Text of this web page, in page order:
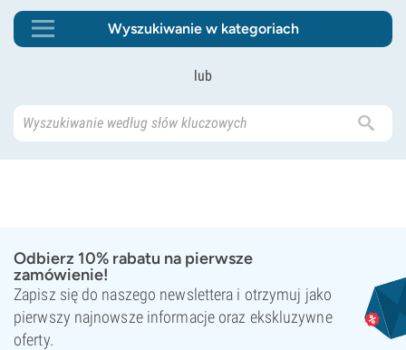
Wyszukiwanie w kategoriach
lub
Odbierz 10% rabatu na pierwsze
zamówienie!
Zapisz się do naszego newslettera i otrzymuj jako
pierwszy najnowsze informacje oraz ekskluzywne
oferty.